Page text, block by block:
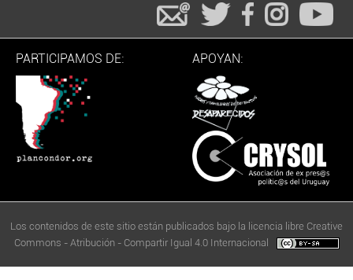
PARTICIPAMOS DE: APOYAN:
Los contenidos de este sitio están publicados bajo la licencia libre Creative
Commons - Atribución - Compartir Igual 4.0 Internacional